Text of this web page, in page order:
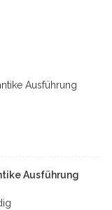
Ausführung